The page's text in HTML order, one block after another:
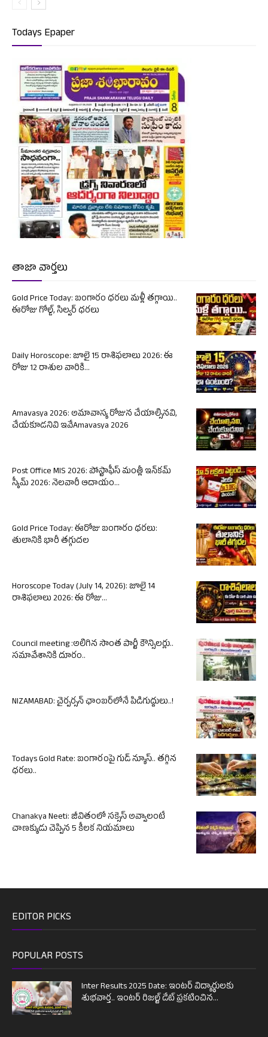
Todays Epaper
తాజా వార్తలు
Gold Price Today: బంగారం ధరలు మళ్లీ తగ్గాయి..
ఈరోజు గోల్డ్, సిల్వర్ ధరలు
Daily Horoscope: జూలై 15 రాశిఫలాలు 2026: ఈ
రోజు 12 రాశుల వారికి...
Amavasya 2026: అమావాస్య రోజున చేయాల్సినవి,
చేయకూడనివి ఇవేAmavasya 2026
Post Office MIS 2026: పోస్టాఫీస్ మంత్లీ ఇన్‌కమ్
స్కీమ్ 2026: నెలవారీ ఆదాయం...
Gold Price Today: ఈరోజు బంగారం ధరలు:
తులానికి భారీ తగ్గుదల
Horoscope Today (July 14, 2026): జూలై 14
రాశిఫలాలు 2026: ఈ రోజు...
Council meeting :అలిగిన సొంత పార్టీ కౌన్సిలర్లు..
సమావేశానికి దూరం..
NIZAMABAD: చైర్పర్సన్ ఛాంబర్‌లోనే పిడిగుద్దులు..!
Todays Gold Rate: బంగారంపై గుడ్ న్యూస్.. తగ్గిన
ధరలు..
Chanakya Neeti: జీవితంలో సక్సెస్ అవ్వాలంటే
చాణక్యుడు చెప్పిన 5 కీలక నియమాలు
EDITOR PICKS
POPULAR POSTS
Inter Results 2025 Date: ఇంటర్ విద్యార్థులకు
శుభవార్త.. ఇంటర్ రిజల్ట్ డేట్ ప్రకటించిన...